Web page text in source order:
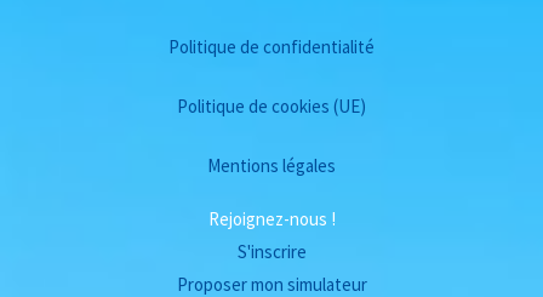
Politique de confidentialité
Politique de cookies (UE)
Mentions légales
Rejoignez-nous !
S'inscrire
Proposer mon simulateur